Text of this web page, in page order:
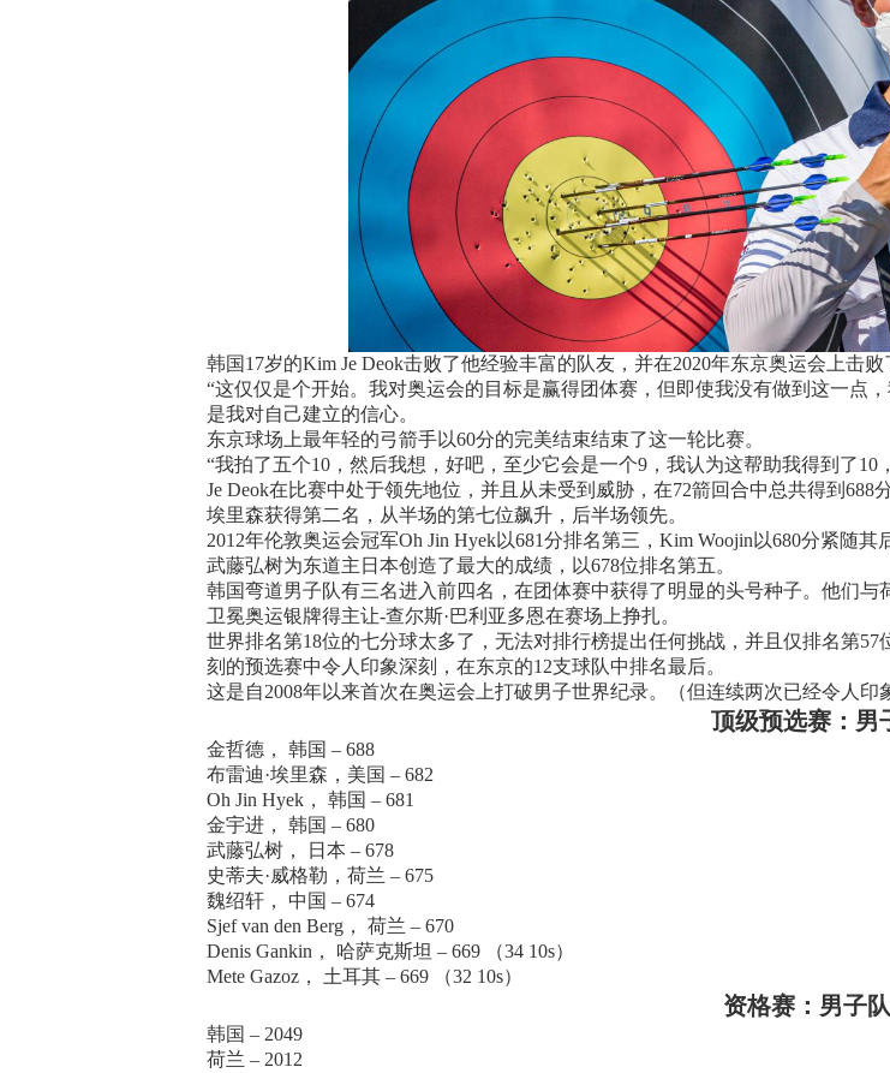
韩国17岁的Kim Je Deok击败了他经验丰富的队友，并在2020年东京奥运会上击
“这仅仅是个开始。我对奥运会的目标是赢得团体赛，但即使我没有做到这一点
是我对自己建立的信心。
东京球场上最年轻的弓箭手以60分的完美结束结束了这一轮比赛。
“我拍了五个10，然后我想，好吧，至少它会是一个9，我认为这帮助我得到了10
Je Deok在比赛中处于领先地位，并且从未受到威胁，在72箭回合中总共得到688
埃里森获得第二名，从半场的第七位飙升，后半场领先。
2012年伦敦奥运会冠军Oh Jin Hyek以681分排名第三，Kim Woojin以680分紧随其
武藤弘树为东道主日本创造了最大的成绩，以678位排名第五。
韩国弯道男子队有三名进入前四名，在团体赛中获得了明显的头号种子。他们与
卫冕奥运银牌得主让-查尔斯·巴利亚多恩在赛场上挣扎。
世界排名第18位的七分球太多了，无法对排行榜提出任何挑战，并且仅排名第
刻的预选赛中令人印象深刻，在东京的12支球队中排名最后。
这是自2008年以来首次在奥运会上打破男子世界纪录。（但连续两次已经令人印
顶级预选赛：男
金哲德， 韩国 – 688
布雷迪·埃里森，美国 – 682
Oh Jin Hyek， 韩国 – 681
金宇进， 韩国 – 680
武藤弘树， 日本 – 678
史蒂夫·威格勒，荷兰 – 675
魏绍轩， 中国 – 674
Sjef van den Berg， 荷兰 – 670
Denis Gankin， 哈萨克斯坦 – 669 （34 10s）
Mete Gazoz， 土耳其 – 669 （32 10s）
资格赛：男子队
韩国 – 2049
荷兰 – 2012